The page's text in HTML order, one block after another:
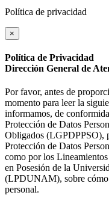
Política de privacidad
×
Política de Privacidad
Dirección General de
Por favor, antes de
momento para leer la
informamos, de
Protección de Datos
Obligados (LGPDPPSO),
Protección de Datos
como por los
en Posesión de la
(LPDUNAM), sobre cómo
personal.